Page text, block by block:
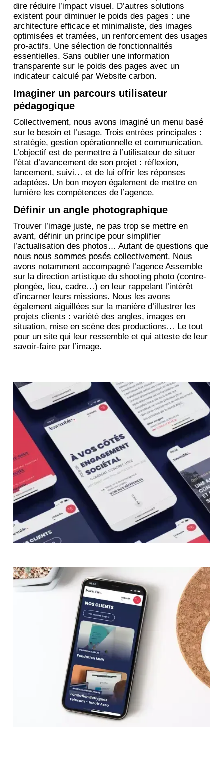
dire réduire l’impact visuel. D’autres solutions
existent pour diminuer le poids des pages : une
architecture efficace et minimaliste, des images
optimisées et tramées, un renforcement des usages
pro-actifs. Une sélection de fonctionnalités
essentielles. Sans oublier une information
transparente sur le poids des pages avec un
indicateur calculé par Website carbon.
Imaginer un parcours utilisateur
pédagogique
Collectivement, nous avons imaginé un menu basé
sur le besoin et l’usage. Trois entrées principales :
stratégie, gestion opérationnelle et communication.
L’objectif est de permettre à l’utilisateur de situer
l’état d’avancement de son projet : réflexion,
lancement, suivi… et de lui offrir les réponses
adaptées. Un bon moyen également de mettre en
lumière les compétences de l’agence.
Définir un angle photographique
Trouver l’image juste, ne pas trop se mettre en
avant, définir un principe pour simplifier
l’actualisation des photos… Autant de questions que
nous nous sommes posés collectivement. Nous
avons notamment accompagné l’agence Assemble
sur la direction artistique du shooting photo (contre-
plongée, lieu, cadre…) en leur rappelant l’intérêt
d’incarner leurs missions. Nous les avons
également aiguillées sur la manière d’illustrer les
projets clients : variété des angles, images en
situation, mise en scène des productions… Le tout
pour un site qui leur ressemble et qui atteste de leur
savoir-faire par l’image.